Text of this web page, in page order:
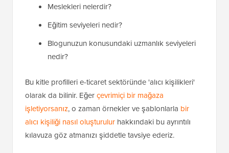
Meslekleri nelerdir?
Eğitim seviyeleri nedir?
Blogunuzun konusundaki uzmanlık seviyeleri
nedir?
Bu kitle profilleri e-ticaret sektöründe 'alıcı kişilikleri'
olarak da bilinir. Eğerçevrimiçi bir mağaza
işletiyorsanız, o zaman örnekler ve şablonlarla bir
alıcı kişiliği nasıl oluşturulur hakkındaki bu ayrıntılı
kılavuza göz atmanızı şiddetle tavsiye ederiz.